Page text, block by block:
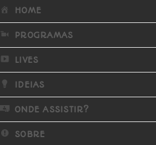
HOME
PROGRAMAS
LIVES
IDEIAS
ONDE ASSISTIR?
SOBRE